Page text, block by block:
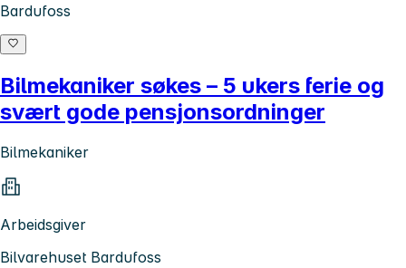
Bardufoss
Bilmekaniker søkes – 5 ukers ferie og
svært gode pensjonsordninger
Bilmekaniker
Arbeidsgiver
Bilvarehuset Bardufoss